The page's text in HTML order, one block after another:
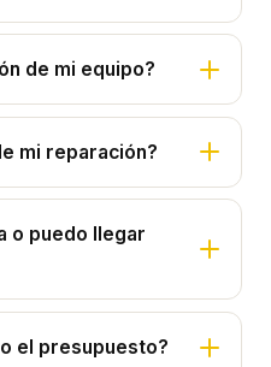
de mi equipo?
mi reparación?
o puedo llegar
el presupuesto?